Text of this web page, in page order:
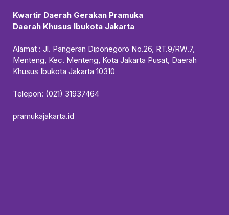
Kwartir Daerah Gerakan Pramuka
Daerah Khusus Ibukota Jakarta
Alamat : Jl. Pangeran Diponegoro No.26, RT.9/RW.7,
Menteng, Kec. Menteng, Kota Jakarta Pusat, Daerah
Khusus Ibukota Jakarta 10310
Telepon: (021) 31937464
pramukajakarta.id